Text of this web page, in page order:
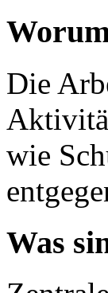
Die
wie
Was